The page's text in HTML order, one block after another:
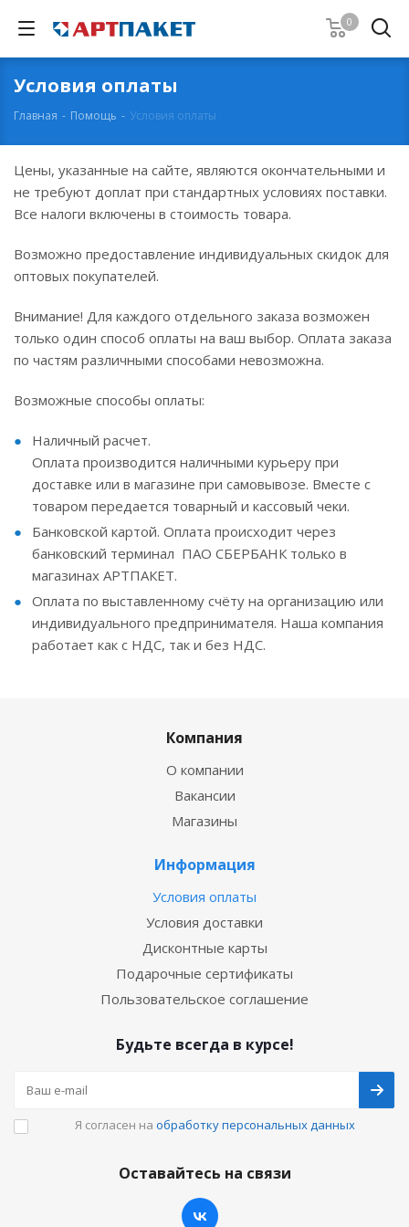
0
Условия оплаты
Главная - Помощь - Условия оплаты
Цены, указанные на сайте, являются окончательными и
не требуют доплат при стандартных условиях поставки.
Все налоги включены в стоимость товара.
Возможно предоставление индивидуальных скидок для
оптовых покупателей.
Внимание! Для каждого отдельного заказа возможен
только один способ оплаты на ваш выбор. Оплата заказа
по частям различными способами невозможна.
Возможные способы оплаты:
Наличный расчет.
Оплата производится наличными курьеру при
доставке или в магазине при самовывозе. Вместе с
товаром передается товарный и кассовый чеки.
Банковской картой. Оплата происходит через
банковский терминал ПАО СБЕРБАНК только в
магазинах АРТПАКЕТ.
Оплата по выставленному счёту на организацию или
индивидуального предпринимателя. Наша компания
работает как с НДС, так и без НДС.
Компания
О компании
Вакансии
Магазины
Информация
Условия оплаты
Условия доставки
Дисконтные карты
Подарочные сертификаты
Пользовательское соглашение
Будьте всегда в курсе!
Я согласен на обработку персональных данных
Оставайтесь на связи